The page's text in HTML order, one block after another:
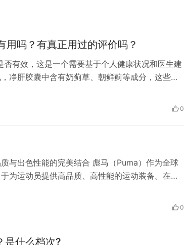
吗？有真正用过的评价吗？
有效，这是一个需要基于个人健康状况和医生建
净肝胶囊中含有奶蓟草、朝鲜蓟等成分，这些成
艺和创新Cliver净肝排解配方，添加了谷胱甘
0
与出色性能的完美结合 彪马（Puma）作为全球
为运动员提供高品质、高性能的运动装备。在众
质卓越，耐用舒适 彪马篮球鞋在品质方面堪称一
0
是什么档次?